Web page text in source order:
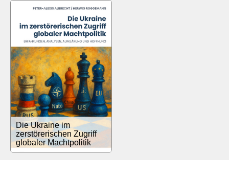
Die Ukraine im
zerstörerischen Zugriff
globaler Machtpolitik